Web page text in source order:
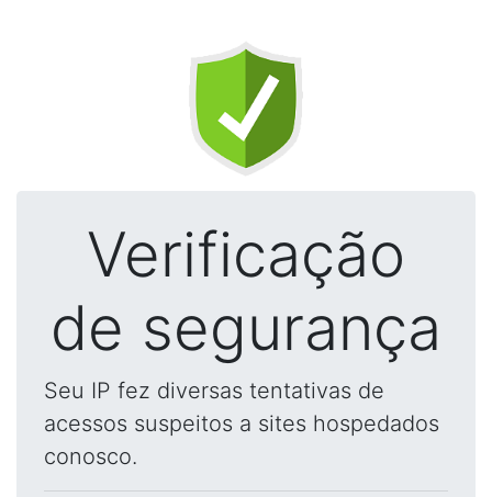
Verificação
de segurança
Seu IP fez diversas tentativas de
acessos suspeitos a sites hospedados
conosco.